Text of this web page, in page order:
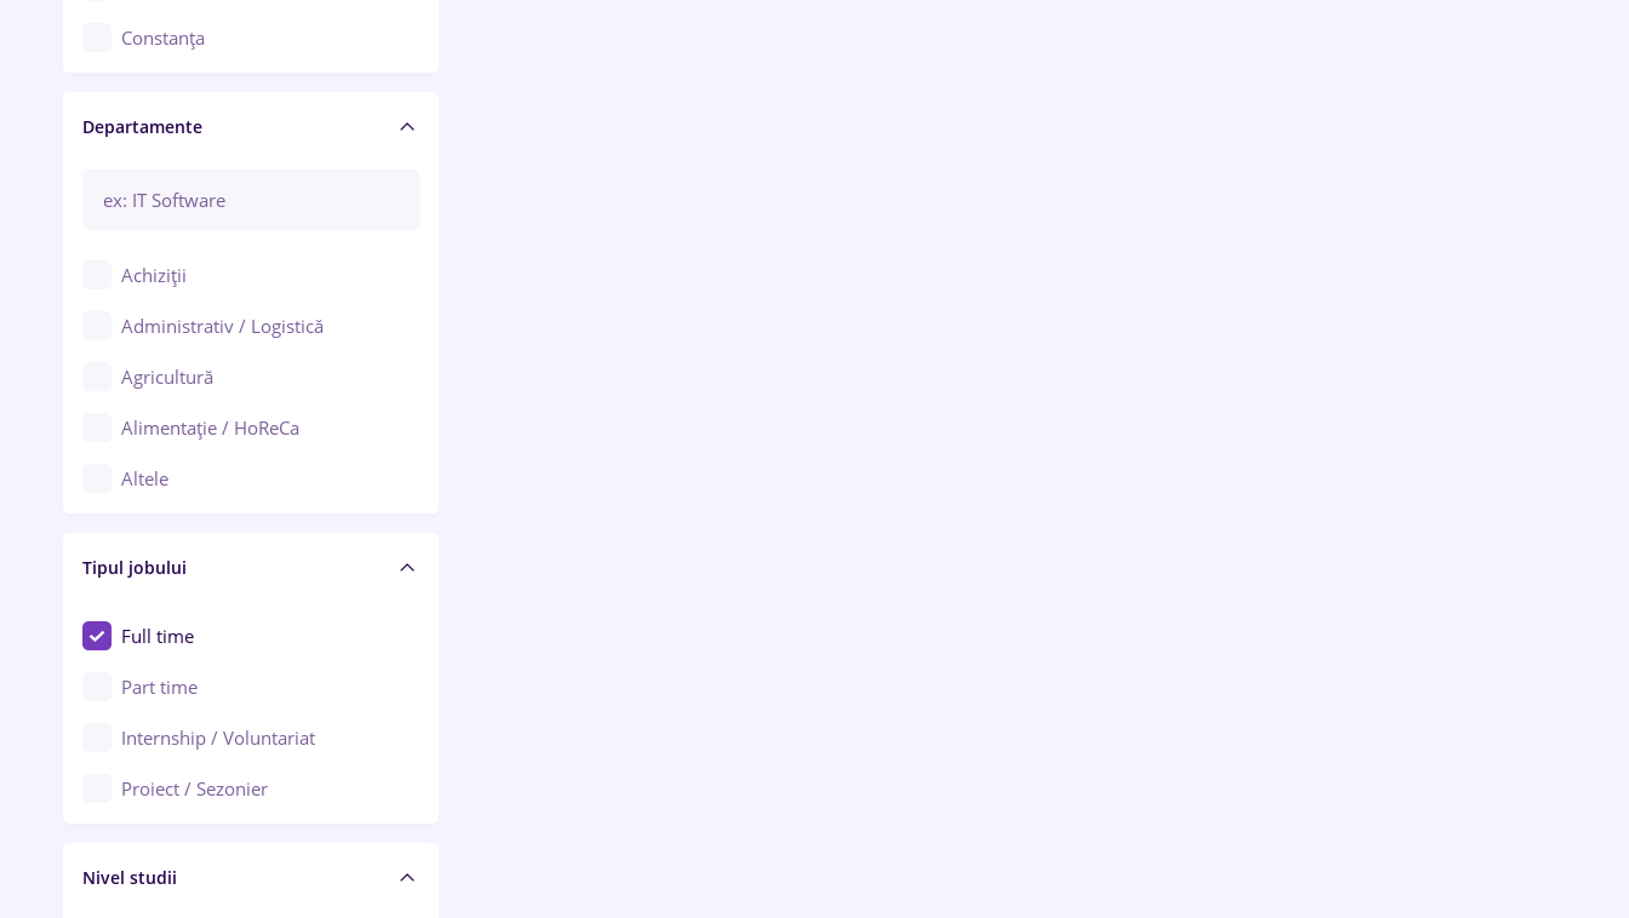
Constanța
Brașov
Bacău
Galați (Galați)
Ploiești
Arad
Baia Mare
Bârlad
Bistrița (Bistrița-Năsăud)
Departamente
Achiziții
Administrativ / Logistică
Agricultură
Alimentație / HoReCa
Altele
Asigurări
Au pair / Babysitter / Curățenie
Audit / Consultanță
Auto / Echipamente
Automatizări
Cercetare - dezvoltare
Tipul jobului
Full time
Part time
Internship / Voluntariat
Proiect / Sezonier
Nivel studii